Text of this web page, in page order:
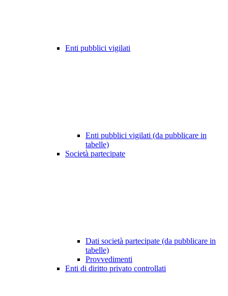
Enti pubblici vigilati
Enti pubblici vigilati (da pubblicare in
tabelle)
Società partecipate
Dati società partecipate (da pubblicare in
tabelle)
Provvedimenti
Enti di diritto privato controllati